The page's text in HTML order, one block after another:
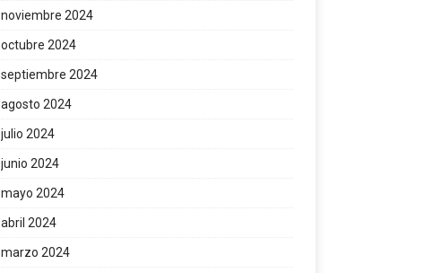
noviembre 2024
octubre 2024
septiembre 2024
agosto 2024
julio 2024
junio 2024
mayo 2024
abril 2024
marzo 2024